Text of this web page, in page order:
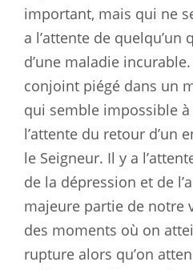
important, mais qui ne
a l’attente de
d’une maladie incurable.
conjoint piégé dans un
qui semble impossible à
l’attente du retour d’un
le Seigneur. Il y a
de la dépression et de
majeure partie de notre
des moments où on
rupture alors qu’on